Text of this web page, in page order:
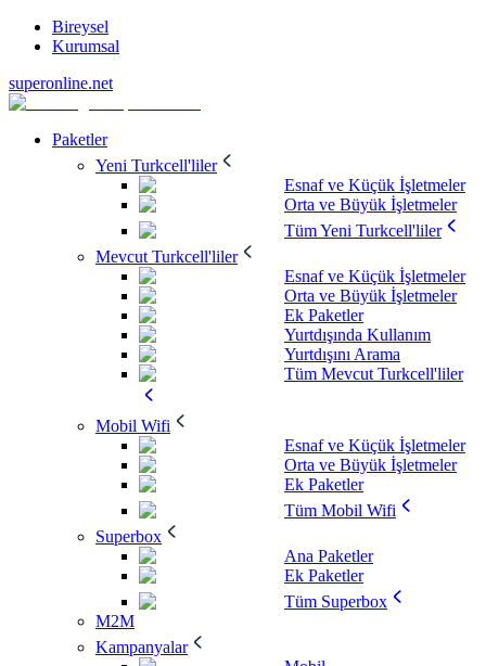
Bireysel
Kurumsal
superonline.net
Paketler
Yeni Turkcell'liler
Esnaf ve Küçük İşletmeler
Orta ve Büyük İşletmeler
Tüm Yeni Turkcell'liler
Mevcut Turkcell'liler
Esnaf ve Küçük İşletmeler
Orta ve Büyük İşletmeler
Ek Paketler
Yurtdışında Kullanım
Yurtdışını Arama
Tüm Mevcut Turkcell'liler
Mobil Wifi
Esnaf ve Küçük İşletmeler
Orta ve Büyük İşletmeler
Ek Paketler
Tüm Mobil Wifi
Superbox
Ana Paketler
Ek Paketler
Tüm Superbox
M2M
Kampanyalar